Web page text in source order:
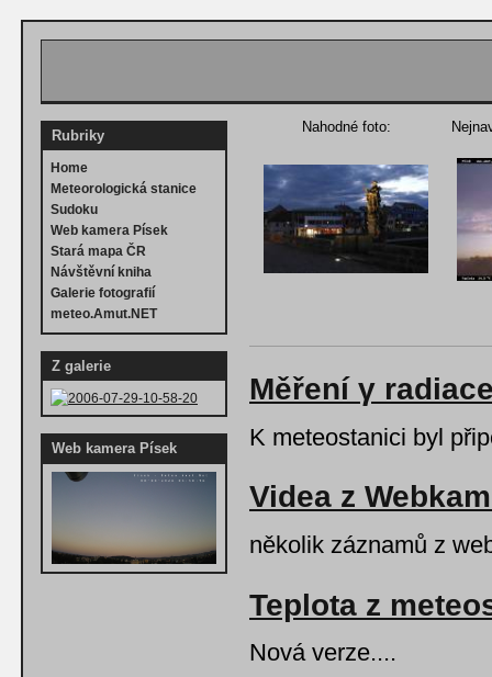
Rubriky
Home
Meteorologická stanice
Sudoku
Web kamera Písek
Stará mapa ČR
Návštěvní kniha
Galerie fotografií
meteo.Amut.NET
Z galerie
Web kamera Písek
Nahodné foto:
Měření γ
K meteostanici byl
Videa z
několik záznamů z
Teplota z
Nová verze....